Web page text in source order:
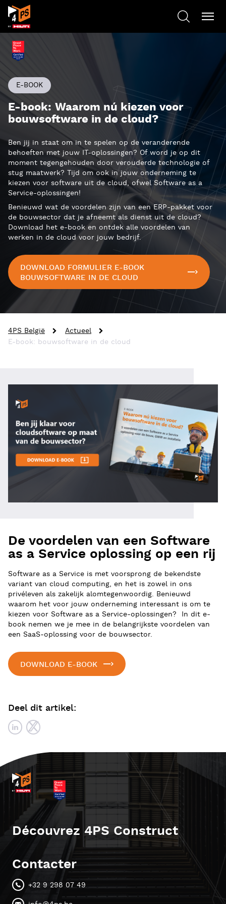
E-BOOK
E-book: Waarom nú kiezen voor
bouwsoftware in de cloud?
Ben jij in staat om in te spelen op de veranderende
behoeften met jouw IT-oplossingen? Of word je op dit
moment tegengehouden door verouderde technologie of
stug maatwerk? Tijd om ook in jouw onderneming te
kiezen voor software uit de cloud, ofwel Software as a
Service-oplossingen!
Benieuwd wat de voordelen zijn van een ERP-pakket voor
de bouwsector dat je afneemt als dienst uit de cloud?
Download het e-book en ontdek alle voordelen van
werken in de cloud voor jouw bedrijf.
DOWNLOAD FORMULIER E-BOOK
BOUWSOFTWARE IN DE CLOUD
4PS België
Actueel
E-book: bouwsoftware in de cloud
De voordelen van een Software
as a Service oplossing op een rij
Software as a Service is met voorsprong de bekendste
variant van cloud computing, en het is zowel in ons
privéleven als zakelijk alomtegenwoordig. Benieuwd
waarom het voor jouw onderneming interessant is om te
kiezen voor Software as a Service-oplossingen? In dit e-
book nemen we je mee in de belangrijkste voordelen van
een SaaS-oplossing voor de bouwsector.
DOWNLOAD E-BOOK
Deel dit artikel:
Découvrez 4PS Construct
Contacter
+32 9 298 07 49